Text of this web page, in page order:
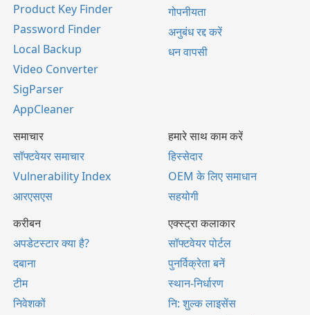
Product Key Finder
Password Finder
Local Backup
Video Converter
SigParser
AppCleaner
गोपनीयता
अनुबंध रद्द करें
धन वापसी
समाचार
सॉफ्टवेयर समाचार
Vulnerability Index
आरएसएस
हमारे साथ काम करें
हिस्सेदार
OEM के लिए समाधान
सहयोगी
करीबन
अपडेटस्टार क्या है?
दबाना
टीम
निवेशकों
एक्स्ट्रा कलाकार
सॉफ्टवेयर पोर्टल
पुनर्विक्रेता बनें
स्थान-निर्धारण
नि: शुल्क लाइसेंस